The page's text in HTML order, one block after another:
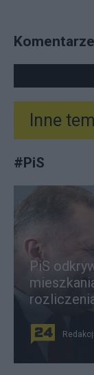
Komentarze
Inne
#PiS
PiS